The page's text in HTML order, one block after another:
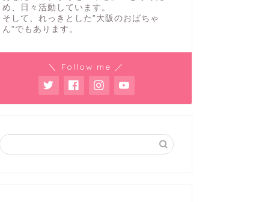
め、日々活動しています。
そして、れっきとした”大阪のおばちゃ
ん”でもあります。
＼ Follow me ／